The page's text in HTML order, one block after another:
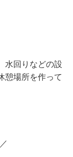
水回りなどの設
憩場所を作って